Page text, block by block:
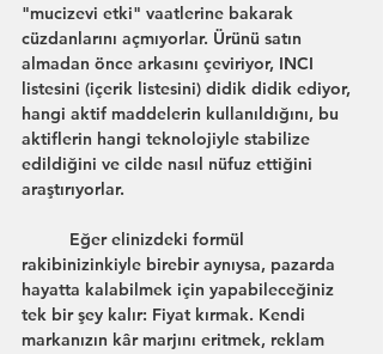
"mucizevi etki" vaatlerine bakarak
cüzdanlarını açmıyorlar. Ürünü satın
almadan önce arkasını çeviriyor, INCI
listesini (içerik listesini) didik didik ediyor,
hangi aktif maddelerin kullanıldığını, bu
aktiflerin hangi teknolojiyle stabilize
edildiğini ve cilde nasıl nüfuz ettiğini
araştırıyorlar.
rakibinizinkiyle birebir aynıysa, pazarda
hayatta kalabilmek için yapabileceğiniz
tek bir şey kalır: Fiyat kırmak. Kendi
markanızın kâr marjını eritmek, reklam